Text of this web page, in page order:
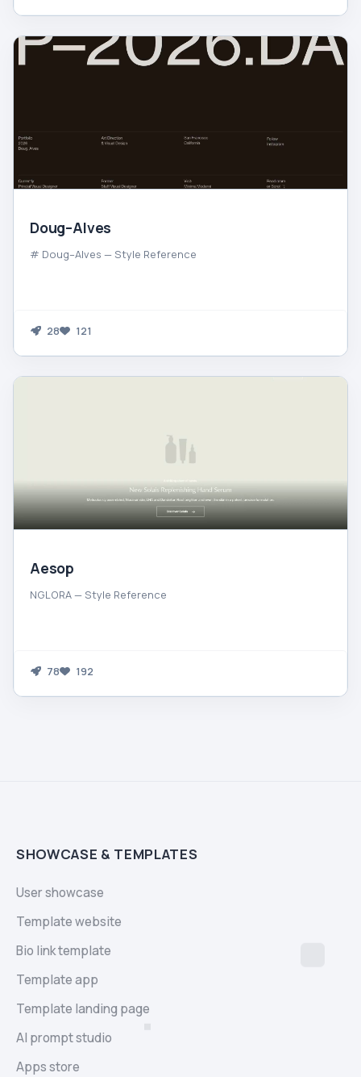
Doug–Alves
# Doug–Alves — Style Reference
28 121
Aesop
NGLORA — Style Reference
78 192
SHOWCASE & TEMPLATES
User showcase
Template website
Bio link template
Template app
Template landing page
AI prompt studio
Apps store